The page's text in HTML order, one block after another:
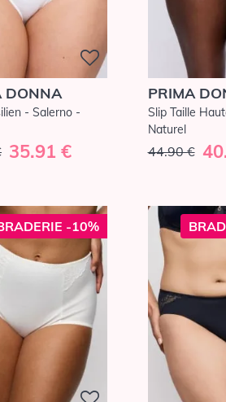
DONNA
- Salerno -
35.91 €
PRIMA
Slip Taille
Naturel
44.90 €
-10%